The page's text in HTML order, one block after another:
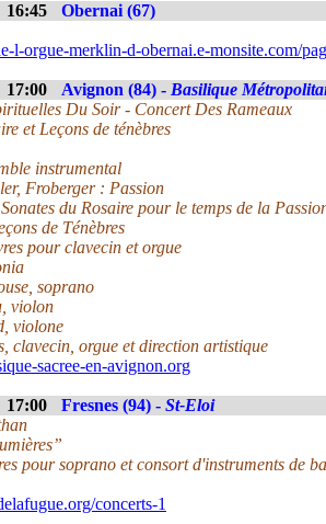
16:45
Obernai (67)
l-orgue-merklin-d-obernai.e-monsite.com/
17:00 Avignon (84) - Basilique
Du Soir - Concert Des Rameaux
et Leçons de ténèbres
instrumental
Froberger : Passion
du Rosaire pour le temps de la
de Ténèbres
pour clavecin et orgue
soprano
violon
violone
clavecin, orgue et direction artistique
sacree-en-avignon.org
17:00 Fresnes (94) - St-Eloi
pour soprano et consort d'instruments de
concerts-1